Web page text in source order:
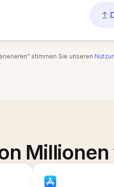
stimmen Sie unseren